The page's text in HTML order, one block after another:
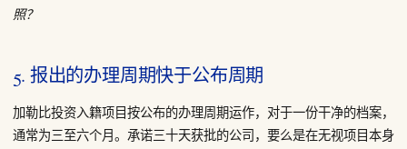
照？
5. 报出的办理周期快于公布周期
加勒比投资入籍项目按公布的办理周期运作，对于一份干净的档案，
通常为三至六个月。承诺三十天获批的公司，要么是在无视项目本身